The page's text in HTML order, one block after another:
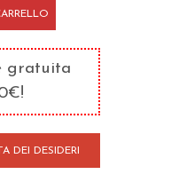
gratuita
DEI DESIDERI